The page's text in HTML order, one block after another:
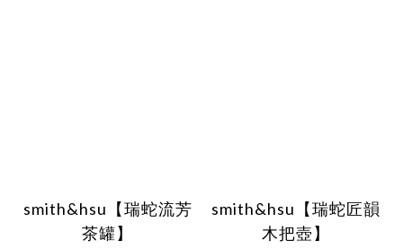
smith&hsu【瑞蛇流芳
茶罐】
smith&hsu【瑞蛇匠韻
木把壺】